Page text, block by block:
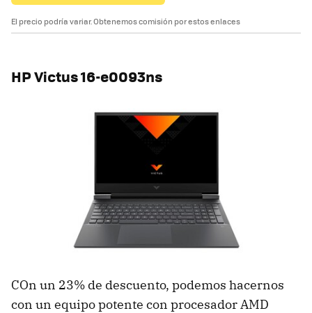
El precio podría variar. Obtenemos comisión por estos enlaces
HP Victus 16-e0093ns
COn un 23% de descuento, podemos hacernos
con un equipo potente con procesador AMD